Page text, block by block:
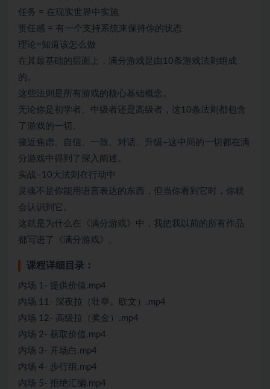
任务 = 在现实世界中实施
责任感 = 有一个支持系统来保持你的状态
理论=知道该怎么做
在其最基础的层面上，满分游戏是由10条游戏法则组成
的。
这些法则是所有游戏的核心基础概念。
无论你是初学者、中级者还是高级者，这10条法则都包含
了游戏的一切。
接近焦虑、自信、一致、对话、升级–这中间的一切都在满
分游戏中得到了深入阐述。
实战–10大法则在行动中
灵魂不是你能用语言表达的东西，但当你看到它时，你就
会认识到它。
这就是为什么在《满分游戏》中，我把我以前的所有作品
都写进了《满分游戏》。
课程详细目录：
内场 1- 提供价值.mp4
内场 11- 深夜拉（壮举。欧文）.mp4
内场 12- 高级拉（奖金）.mp4
内场 2- 获取价值.mp4
内场 3- 开场白.mp4
内场 4- 步行组.mp4
内场 5- 拒绝汇编.mp4